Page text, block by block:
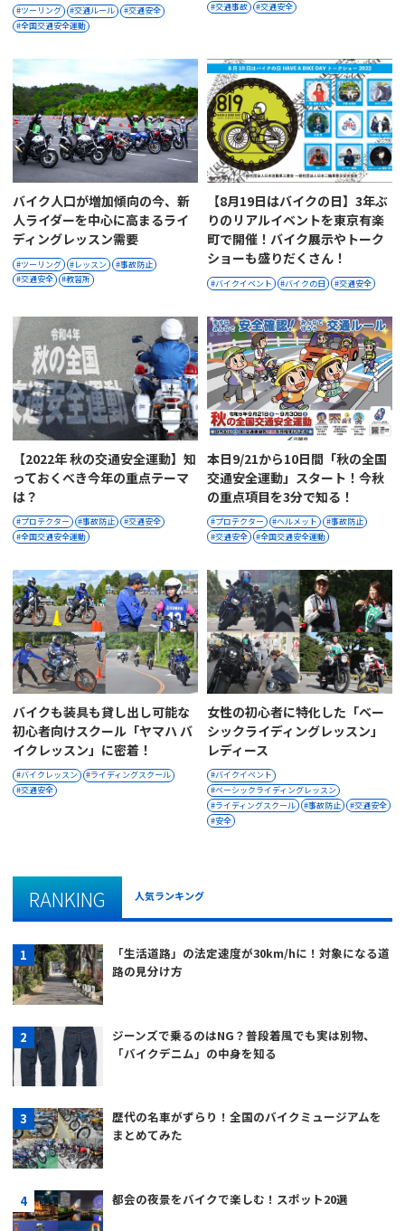
ツーリング 交通ルール
交通安全
全国交通安全運動
交通事故
交通安全
バイク人口が増加傾向の今、新
人ライダーを中心に高まるライ
ディングレッスン需要
ツーリング レッスン
事故防止
交通安全
教習所
【8月19日はバイクの日】3年ぶ
りのリアルイベントを東京有楽
町で開催！バイク展示やトーク
ショーも盛りだくさん！
バイクイベント バイクの日 交通安全
【2022年 秋の交通安全運動】知
っておくべき今年の重点テーマ
は？
プロテクター 事故防止
交通安全
全国交通安全運動
本日9/21から10日間「秋の全国
交通安全運動」スタート！今秋
の重点項目を3分で知る！
プロテクター ヘルメット
事故防止
交通安全
全国交通安全運動
バイクも装具も貸し出し可能な
初心者向けスクール「ヤマハ バ
イクレッスン」に密着！
バイクレッスン
ライディングスクール
交通安全
女性の初心者に特化した「ベー
シックライディングレッスン」
レディース
バイクイベント
ベーシックライディングレッスン
ライディングスクール
事故防止
交通安全
安全
RANKING 人気ランキング
「生活道路」の法定速度が30km/hに！対象になる道
路の見分け方
ジーンズで乗るのはNG？普段着風でも実は別物、
「バイクデニム」の中身を知る
歴代の名車がずらり！全国のバイクミュージアムを
まとめてみた
都会の夜景をバイクで楽しむ！スポット20選